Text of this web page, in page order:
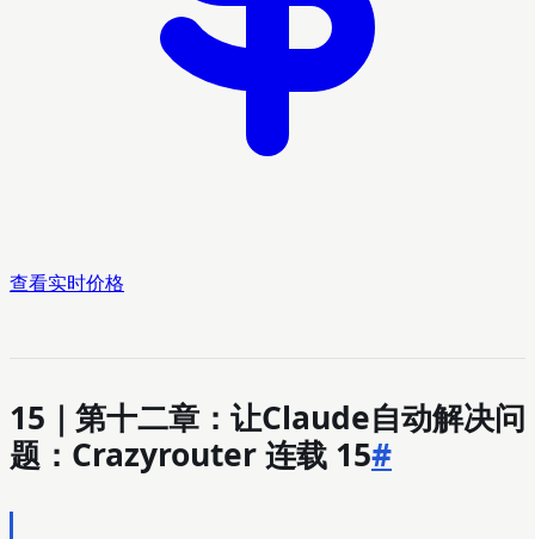
查看实时价格
15｜第十二章：让Claude自动解决问
题：Crazyrouter 连载 15#